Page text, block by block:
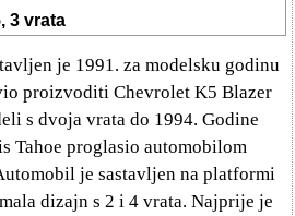
3 vrata
je 1991. za modelsku godinu
proizvoditi Chevrolet K5 Blazer
s dvoja vrata do 1994. Godine
Tahoe proglasio automobilom
je sastavljen na platformi
dizajn s 2 i 4 vrata. Najprije je